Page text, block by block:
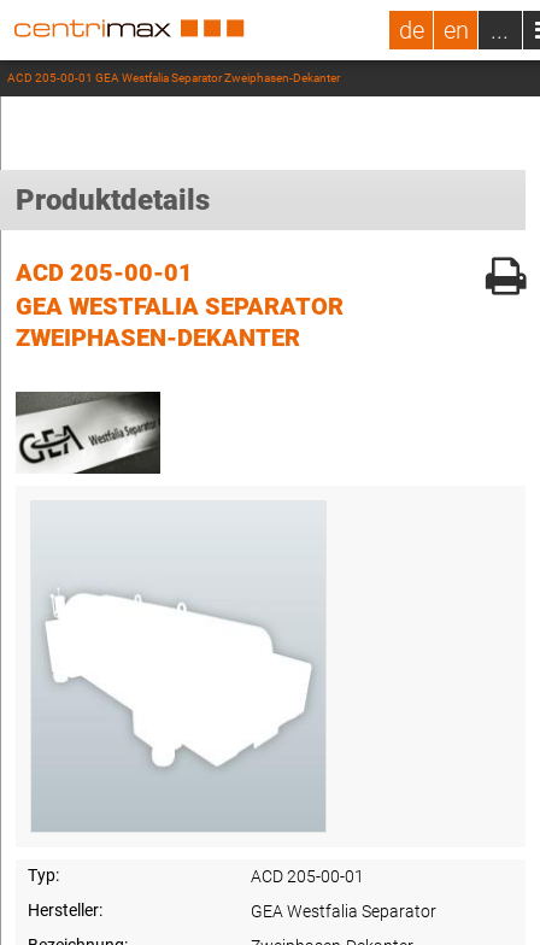
de en ...
ACD 205-00-01 GEA Westfalia Separator Zweiphasen-Dekanter
Produktdetails
ACD 205-00-01
GEA WESTFALIA SEPARATOR
ZWEIPHASEN-DEKANTER
Typ:
ACD 205-00-01
Hersteller:
GEA Westfalia Separator